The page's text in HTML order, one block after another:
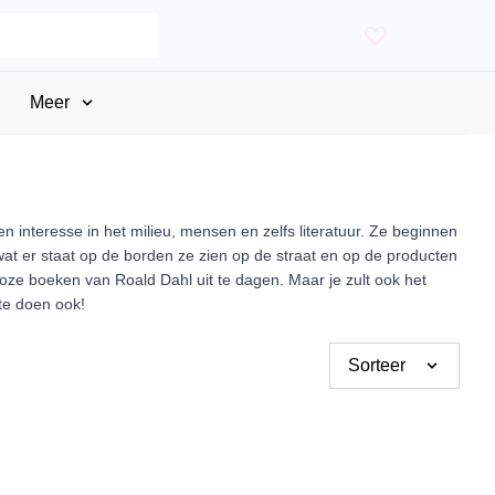
Meer
interesse in het milieu, mensen en zelfs literatuur. Ze beginnen
er staat op de borden ze zien op de straat en op de producten
boeken van Roald Dahl uit te dagen. Maar je zult ook het
doen ook!
Sorteer